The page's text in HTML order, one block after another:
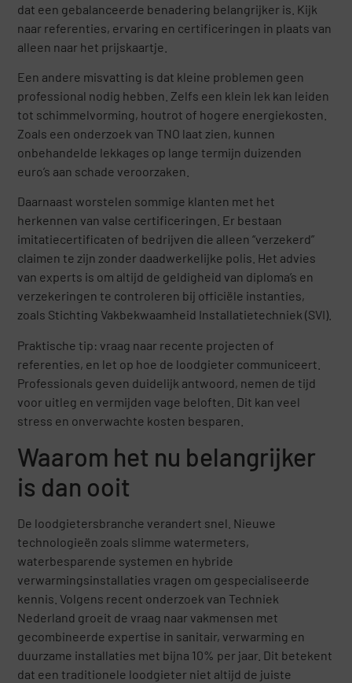
dat een gebalanceerde benadering belangrijker is. Kijk
naar referenties, ervaring en certificeringen in plaats van
alleen naar het prijskaartje.
Een andere misvatting is dat kleine problemen geen
professional nodig hebben. Zelfs een klein lek kan leiden
tot schimmelvorming, houtrot of hogere energiekosten.
Zoals een onderzoek van TNO laat zien, kunnen
onbehandelde lekkages op lange termijn duizenden
euro’s aan schade veroorzaken.
Daarnaast worstelen sommige klanten met het
herkennen van valse certificeringen. Er bestaan
imitatiecertificaten of bedrijven die alleen “verzekerd”
claimen te zijn zonder daadwerkelijke polis. Het advies
van experts is om altijd de geldigheid van diploma’s en
verzekeringen te controleren bij officiële instanties,
zoals Stichting Vakbekwaamheid Installatietechniek (SVI).
Praktische tip: vraag naar recente projecten of
referenties, en let op hoe de loodgieter communiceert.
Professionals geven duidelijk antwoord, nemen de tijd
voor uitleg en vermijden vage beloften. Dit kan veel
stress en onverwachte kosten besparen.
Waarom het nu belangrijker
is dan ooit
De loodgietersbranche verandert snel. Nieuwe
technologieën zoals slimme watermeters,
waterbesparende systemen en hybride
verwarmingsinstallaties vragen om gespecialiseerde
kennis. Volgens recent onderzoek van Techniek
Nederland groeit de vraag naar vakmensen met
gecombineerde expertise in sanitair, verwarming en
duurzame installaties met bijna 10% per jaar. Dit betekent
dat een traditionele loodgieter niet altijd de juiste